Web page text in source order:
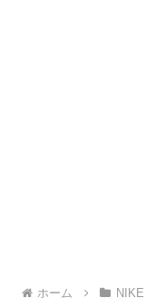
ホーム NIKE